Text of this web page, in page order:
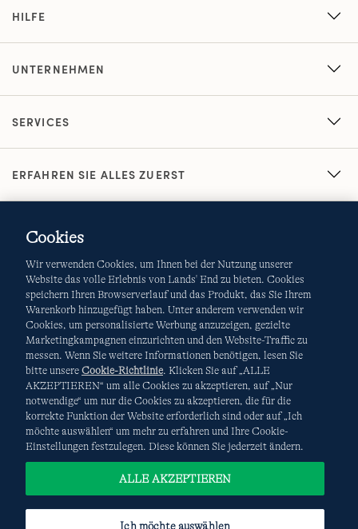
HILFE
UNTERNEHMEN
SERVICES
ERFAHREN SIE ALLES ZUERST
AGB Datenschutz & Sicherheit
Cookies-Ich möchte auswählen Site Map
Internationale Websites
Diese Website ist durch reCAPTCHA geschützt. Es gelten die
DatenschutzerklärungundNutzungsbedingungen
Google.
Cookies
Wir verwenden Cookies, um Ihnen bei der Nutzung unserer
Website das volle Erlebnis von Lands' End zu bieten. Cookies
speichern Ihren Browserverlauf und das Produkt, das Sie Ihrem
Warenkorb hinzugefügt haben. Unter anderem verwenden wir
Cookies, um personalisierte Werbung anzuzeigen, gezielte
Marketingkampagnen einzurichten und den Website-Traffic zu
messen. Wenn Sie weitere Informationen benötigen, lesen Sie
bitte unsere Cookie-Richtlinie. Klicken Sie auf „ALLE
AKZEPTIEREN“ um alle Cookies zu akzeptieren, auf „Nur
notwendige“ um nur die Cookies zu akzeptieren, die für die
korrekte Funktion der Website erforderlich sind oder auf „Ich
möchte auswählen“ um mehr zu erfahren und Ihre Cookie-
Einstellungen festzulegen. Diese können Sie jederzeit ändern.
Ich möchte auswählen
ALLE AKZEPTIEREN